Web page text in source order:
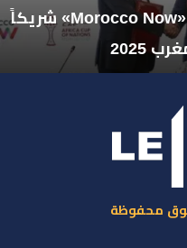
بشراكة مع “الكاف”.. علامة «Morocco Now» شريكاً
2025